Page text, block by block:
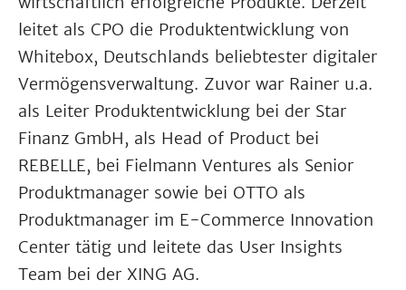
leitet als CPO die Produktentwicklung von
Whitebox, Deutschlands beliebtester digitaler
Vermögensverwaltung. Zuvor war Rainer u.a.
als Leiter Produktentwicklung bei der Star
Finanz GmbH, als Head of Product bei
REBELLE, bei Fielmann Ventures als Senior
Produktmanager sowie bei OTTO als
Produktmanager im E-Commerce Innovation
Center tätig und leitete das User Insights
Team bei der XING AG.